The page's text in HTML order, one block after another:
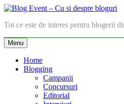
Skip
content
Blog Event – Cu si despre bloguri
Tot ce este de interes pentru blogerii
Menu
Home
Blogging
Campanii
Concursuri
Editorial